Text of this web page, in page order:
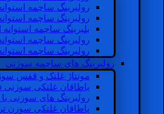
رولبرینگ ساچمه
رولبرینگ ساچمه
بلبرینگ ساچمه استوانه
رولبرینگ ساچمه
رولبرینگ ساچمه
رولبرینگ های ساچمه سوزنی
مونتاژ غلتک و قفس
یاطاقان غلتکی
رولبرینگ های سوزنی
یاطاقان غلتکی سوزن